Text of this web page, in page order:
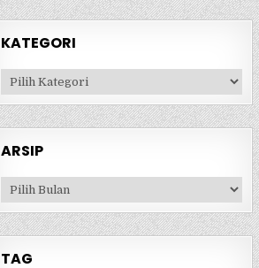
KATEGORI
Kategori
ARSIP
Arsip
TAG